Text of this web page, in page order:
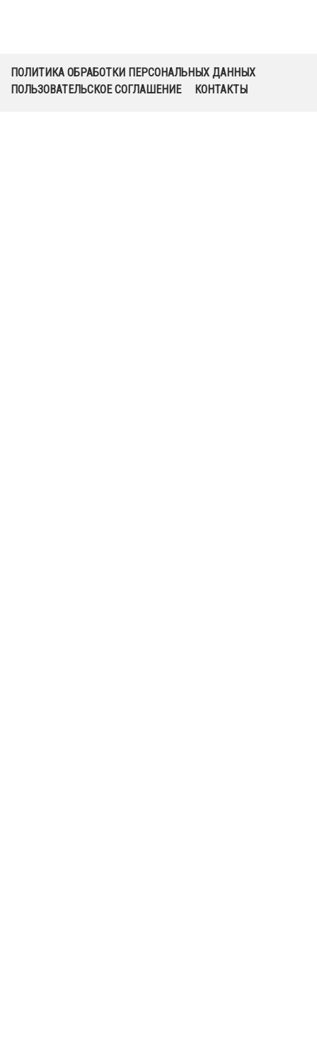
ПОЛИТИКА ОБРАБОТКИ ПЕРСОНАЛЬНЫХ ДАННЫХ
ПОЛЬЗОВАТЕЛЬСКОЕ СОГЛАШЕНИЕ
КОНТАКТЫ